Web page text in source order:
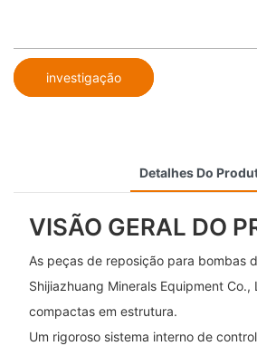
investigação
Detalhes Do
VISÃO GERAL DO
As peças de reposição para bombas
Shijiazhuang Minerals Equipment
compactas em estrutura.
Um rigoroso sistema interno de